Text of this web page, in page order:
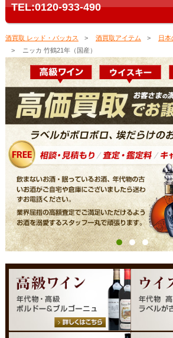
TEL:0120-933-490
酒買取 レッド・バッカス 酒買取アイテム
日本
ニッカ 竹鶴21年（国産）